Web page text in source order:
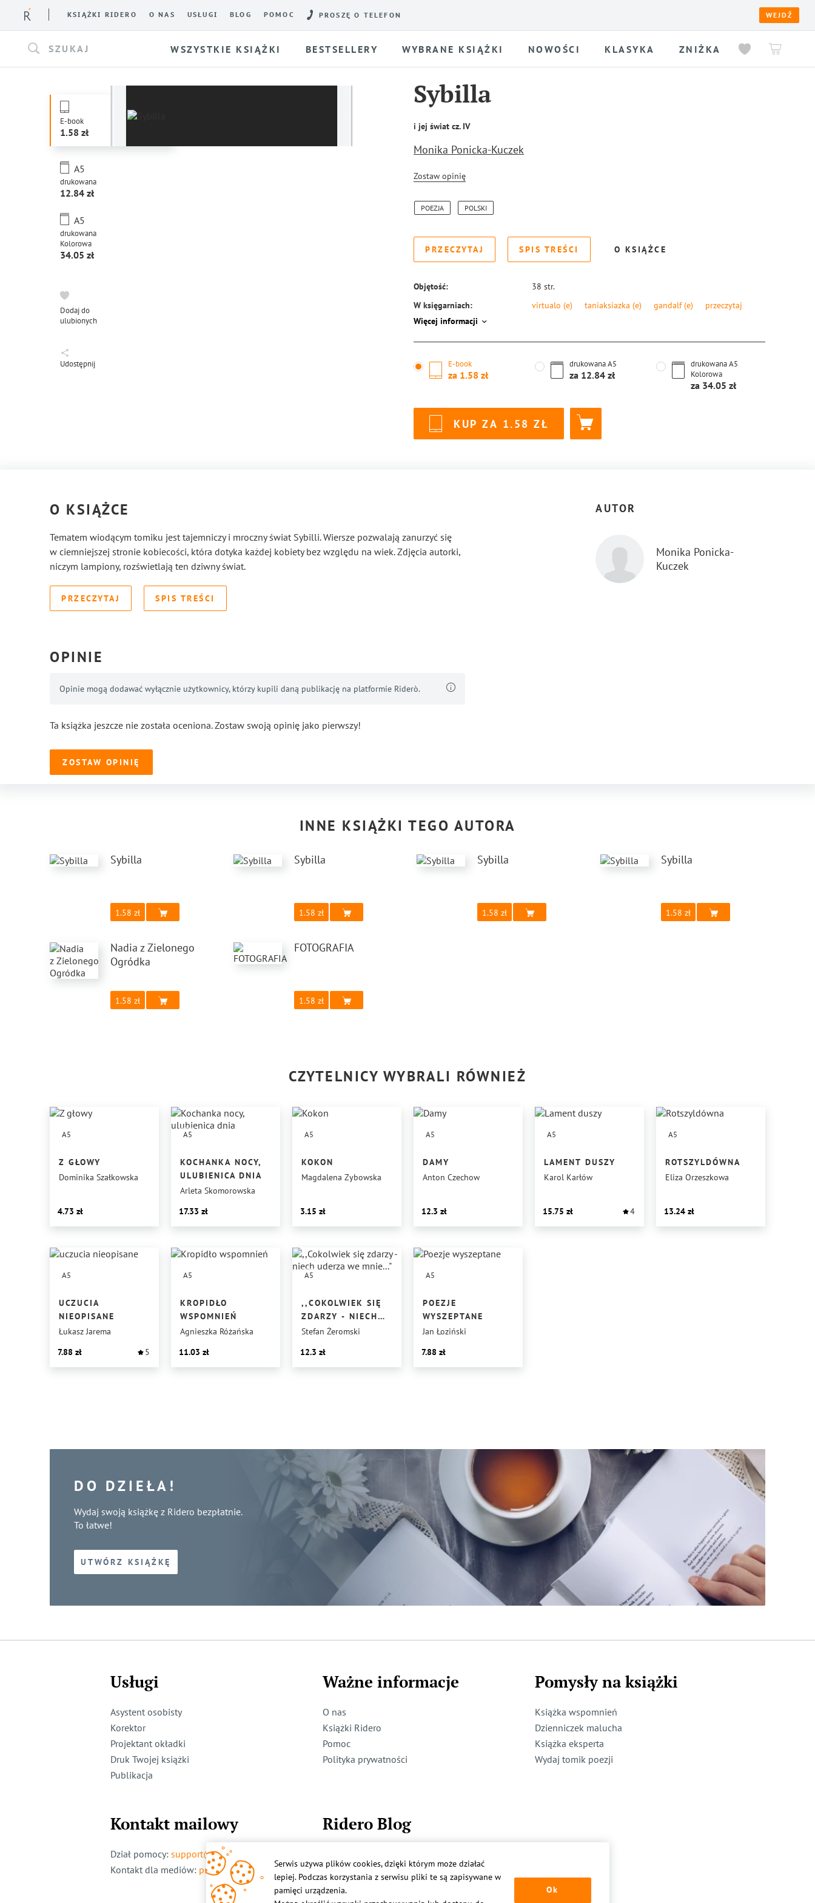
KSIĄŻKI RIDERO O NAS USŁUGI BLOG POMOC PROSZĘ O TELEFON WEJDŹ
SZUKAJ WSZYSTKIE KSIĄŻKI BESTSELLERY WYBRANE KSIĄŻKI NOWOŚCI KLASYKA ZNIŻKA
E-book
1.58
drukowana
A5
12.84
drukowana
A5
Kolorowa
34.05
Dodaj do
ulubionych
Udostępnij
Sybilla
i jej świat cz. IV
Monika Ponicka-Kuczek
Zostaw opinię
POEZJA POLSKI
PRZECZYTAJ SPIS TREŚCI O KSIĄŻCE
Objętość: 38 str.
W księgarniach:
virtualo (e) taniaksiazka (e) gandalf (e)
przeczytaj
ISBN:
Więcej informacji
E-book
za 1.58
drukowanaA5
za 12.84
drukowanaA5
Kolorowa
za 34.05
KUP ZA 1.58
O KSIĄŻCE
Tematem wiodącym tomiku jest tajemniczy i mroczny świat Sybilli. Wiersze pozwalają zanurzyć się
w ciemniejszej stronie kobiecości, która dotyka każdej kobiety bez względu na wiek. Zdjęcia autorki,
niczym lampiony, rozświetlają ten dziwny świat.
PRZECZYTAJ SPIS TREŚCI
OPINIE
Opinie mogą dodawać wyłącznie użytkownicy, którzy kupili daną publikację na platformie Riderò.
Ta książka jeszcze nie została oceniona. Zostaw swoją opinię jako pierwszy!
ZOSTAW OPINIĘ
AUTOR
Monika Ponicka-
Kuczek
INNE KSIĄŻKI TEGO AUTORA
Sybilla
1.58
Sybilla
1.58
Sybilla
1.58
Sybilla
1.58
Nadia z Zielonego
Ogródka
1.58
FOTOGRAFIA
1.58
CZYTELNICY WYBRALI RÓWNIEŻ
A5
Z GŁOWY
Dominika Szałkowska
4.73
A5
KOCHANKA NOCY,
ULUBIENICA DNIA
Arleta Skomorowska
17.33
A5
KOKON
Magdalena Zybowska
3.15
A5
DAMY
Anton Czechow
12.3
A5
LAMENT DUSZY
Karol Karłów
15.75 4
A5
ROTSZYLDÓWNA
Eliza Orzeszkowa
13.24
A5
UCZUCIA
NIEOPISANE
Łukasz Jarema
7.88
5
A5
KROPIDŁO
WSPOMNIEŃ
Agnieszka Różańska
11.03
A5
,,COKOLWIEK SIĘ
ZDARZY - NIECH
UDERZA WE
Stefan Żeromski
12.3
A5
POEZJE
WYSZEPTANE
Jan Łoziński
7.88
DO DZIEŁA!
Wydaj swoją książkę z Ridero bezpłatnie.
To łatwe!
UTWÓRZ KSIĄŻKĘ
Usługi
Asystent osobisty
Korektor
Projektant okładki
Druk Twojej książki
Publikacja
Ważne informacje
O nas
Książki Ridero
Pomoc
Polityka prywatności
Pomysły na książki
Książka wspomnień
Dzienniczek malucha
Książka eksperta
Wydaj tomik poezji
Kontakt mailowy
Dział pomocy: support@ridero.pl
Kontakt dla mediów: pr@ridero.pl
Ridero Blog
Więcej
Serwis używa plików cookies, dzięki którym może działać
lepiej. Podczas korzystania z serwisu pliki te są zapisywane w
pamięci urządzenia.
Ok